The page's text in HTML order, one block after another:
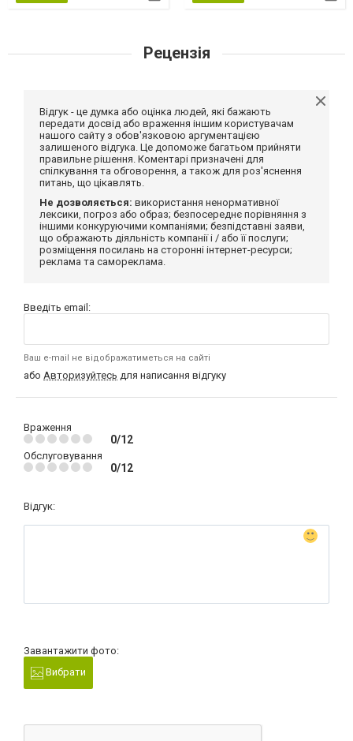
Рецензія
Відгук - це думка або оцінка людей, які бажають
передати досвід або враження іншим користувачам
нашого сайту з обов'язковою аргументацією
залишеного відгука. Це допоможе багатьом прийняти
правильне рішення. Коментарі призначені для
спілкування та обговорення, а також для роз'яснення
питань, що цікавлять.
Не дозволяється: використання ненормативної
лексики, погроз або образ; безпосереднє порівняння з
іншими конкуруючими компаніями; безпідставні заяви,
що ображають діяльність компанії і / або її послуги;
розміщення посилань на сторонні інтернет-ресурси;
реклама та самореклама.
Введіть email:
Ваш e-mail не відображатиметься на сайті
або Авторизуйтесь для написання відгуку
Враження
0/12
Обслуговування
0/12
Відгук:
Завантажити фото:
Вибрати